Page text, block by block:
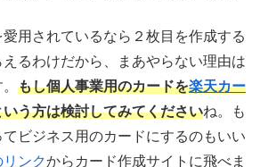
用されているなら２枚目を作成する
るわけだから、まあやらない理由は
もし個人事業用のカードを楽天カー
う方は検討してみてくださいね。も
ビジネス用のカードにするのもいい
リンクからカード作成サイトに飛べま